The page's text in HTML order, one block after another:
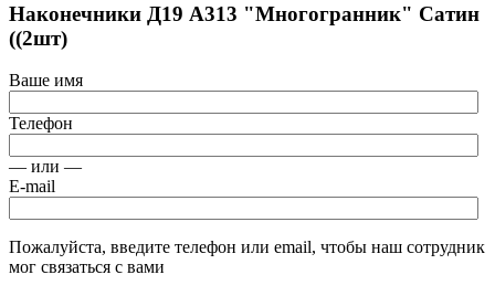
Наконечники Д19 А313 "Многогранник" Сатин
((2шт)
Ваше имя
Телефон
— или —
E-mail
Пожалуйста, введите телефон или email, чтобы наш сотрудник
мог связаться с вами